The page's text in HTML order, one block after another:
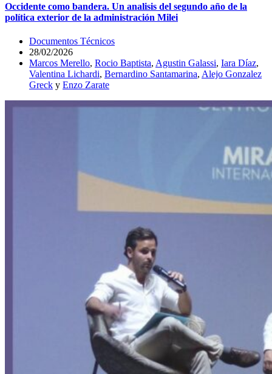
Occidente como bandera. Un analisis del segundo año de la
política exterior de la administración Milei
Documentos Técnicos
28/02/2026
Marcos Merello, Rocio Baptista, Agustin Galassi, Iara Díaz,
Valentina Lichardi, Bernardino Santamarina, Alejo Gonzalez
Greck y Enzo Zarate